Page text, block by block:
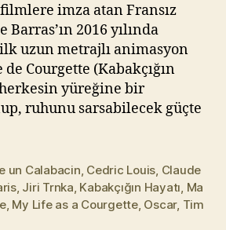
imza atan Fransız
2016 yılında
uzun metrajlı animasyon
Courgette (Kabakçığın
yüreğine bir
ruhunu sarsabilecek güçte
un Calabacin Cedric Louis Claude
, Jiri Trnka Kabakçığın Hayatı Ma
, My Life as a Courgette, Oscar, Tim